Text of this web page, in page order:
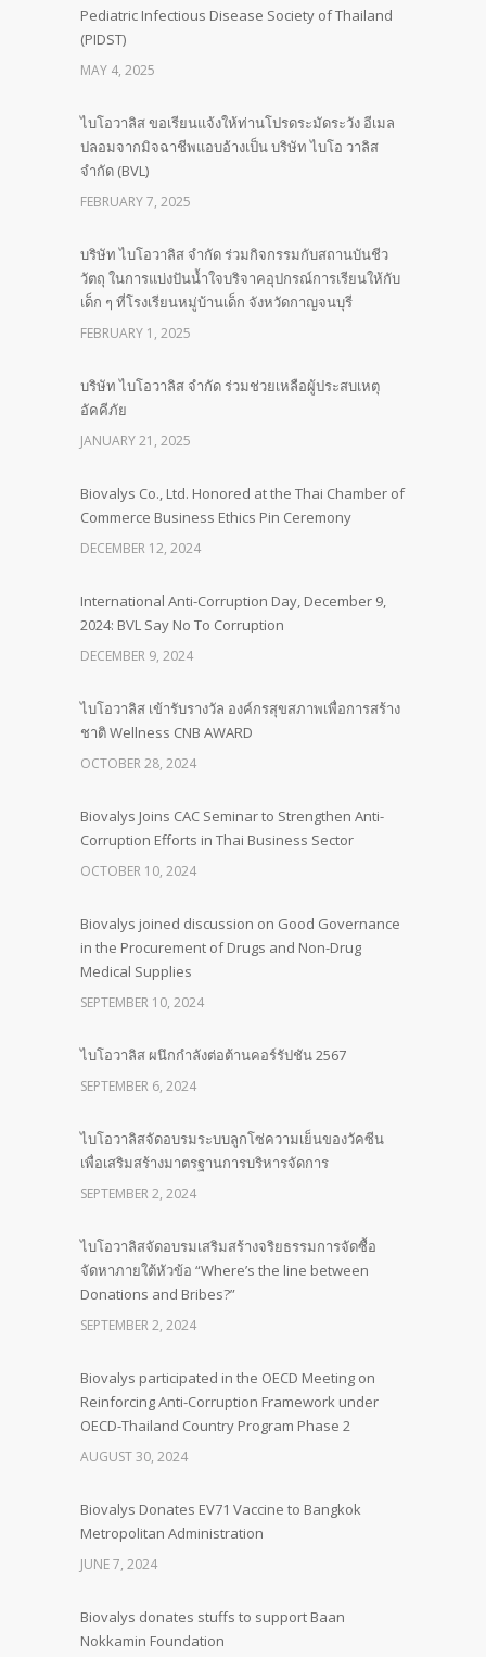
Pediatric Infectious Disease Society of Thailand
(PIDST)
MAY 4, 2025
ไบโอวาลิส ขอเรียนแจ้งให้ท่านโปรดระมัดระวัง อีเมล
ปลอมจากมิจฉาชีพแอบอ้างเป็น บริษัท ไบโอ วาลิส
จำกัด (BVL)
FEBRUARY 7, 2025
บริษัท ไบโอวาลิส จำกัด ร่วมกิจกรรมกับสถานบันชีว
วัตถุ ในการแบ่งปันน้ำใจบริจาคอุปกรณ์การเรียนให้กับ
เด็ก ๆ ที่โรงเรียนหมู่บ้านเด็ก จังหวัดกาญจนบุรี
FEBRUARY 1, 2025
บริษัท ไบโอวาลิส จำกัด ร่วมช่วยเหลือผู้ประสบเหตุ
อัคคีภัย
JANUARY 21, 2025
Biovalys Co., Ltd. Honored at the Thai Chamber of
Commerce Business Ethics Pin Ceremony
DECEMBER 12, 2024
International Anti-Corruption Day, December 9,
2024: BVL Say No To Corruption
DECEMBER 9, 2024
ไบโอวาลิส เข้ารับรางวัล องค์กรสุขสภาพเพื่อการสร้าง
ชาติ Wellness CNB AWARD
OCTOBER 28, 2024
Biovalys Joins CAC Seminar to Strengthen Anti-
Corruption Efforts in Thai Business Sector
OCTOBER 10, 2024
Biovalys joined discussion on Good Governance
in the Procurement of Drugs and Non-Drug
Medical Supplies
SEPTEMBER 10, 2024
ไบโอวาลิส ผนึกกำลังต่อต้านคอร์รัปชัน 2567
SEPTEMBER 6, 2024
ไบโอวาลิสจัดอบรมระบบลูกโซ่ความเย็นของวัคซีน
เพื่อเสริมสร้างมาตรฐานการบริหารจัดการ
SEPTEMBER 2, 2024
ไบโอวาลิสจัดอบรมเสริมสร้างจริยธรรมการจัดซื้อ
จัดหาภายใต้หัวข้อ “Where’s the line between
Donations and Bribes?”
SEPTEMBER 2, 2024
Biovalys participated in the OECD Meeting on
Reinforcing Anti-Corruption Framework under
OECD-Thailand Country Program Phase 2
AUGUST 30, 2024
Biovalys Donates EV71 Vaccine to Bangkok
Metropolitan Administration
JUNE 7, 2024
Biovalys donates stuffs to support Baan
Nokkamin Foundation